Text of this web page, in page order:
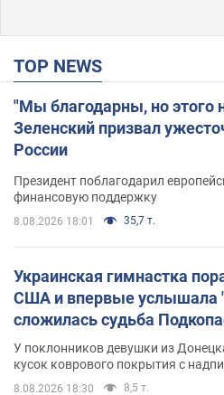
TOP NEWS
"Мы благодарны, но этого
Зеленский призвал
России
Президент поблагодарил
финансовую поддержку
8.08.2026 18:01 35,7 т.
Украинская гимнастка
США и впервые услышала
сложилась судьба
назад завоевала "золото"
У поклонников девушки из
кусок коврового покрытия с
8.08.2026 18:30 8,5 т.